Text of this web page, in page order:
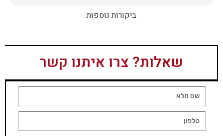
ביקורות נוספות
שאלות? צרו איתנו קשר